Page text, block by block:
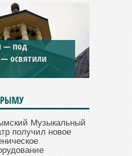
Косьмы
вновь
Музыкальный
получил новое